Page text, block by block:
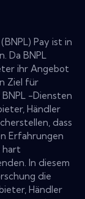
Pay ist in
Da BNPL
ihr Angebot
Ziel für
-Diensten
Händler
dass
Erfahrungen
hart
In diesem
die
Händler